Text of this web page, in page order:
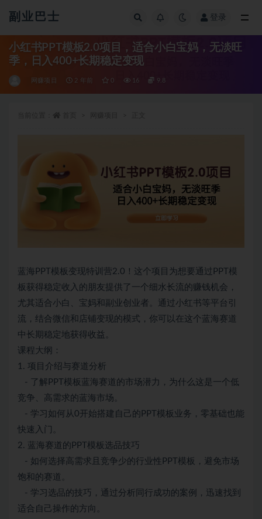
副业巴士 登录
小红书PPT模板2.0项目，适合小白宝妈，无淡旺
季，日入400+长期稳定变现
网赚项目 2 年前 0 16 9.8
蓝海PPT模板变现特训营2.0！这个项目为想要通过PPT模
板获得稳定收入的朋友提供了一个细水长流的赚钱机会，
尤其适合小白、宝妈和副业创业者。通过小红书等平台引
流，结合微信和店铺变现的模式，你可以在这个蓝海赛道
中长期稳定地获得收益。
课程大纲：
1. 项目介绍与赛道分析
- 了解PPT模板蓝海赛道的市场潜力，为什么这是一个低
竞争、高需求的蓝海市场。
- 学习如何从0开始搭建自己的PPT模板业务，零基础也能
快速入门。
2. 蓝海赛道的PPT模板选品技巧
- 如何选择高需求且竞争少的行业性PPT模板，避免市场
饱和的赛道。
- 学习选品的技巧，通过分析同行成功的案例，迅速找到
适合自己操作的方向。